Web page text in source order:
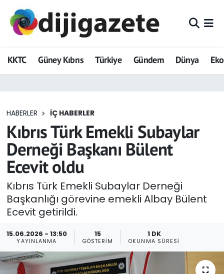
KKTC Güney Kıbrıs Türkiye Gündem Dünya
HABERLER İÇ HABERLER
Kıbrıs Türk Emekli Subaylar
Derneği Başkanı Bülent
Ecevit oldu
Kıbrıs Türk Emekli Subaylar Derneği
Başkanlığı görevine emekli Albay Bülent
Ecevit getirildi.
15.06.2026 - 13:50
YAYINLANMA
15
GÖSTERIM
1 DK
OKUNMA SÜRESI
ADVERTORIAL
Dijigazete
Eğitim
Ekonomi
Foto Galeri
GEZİ
Güncel
Gündem
KKTC
Hava Durumu
Trafik Durumu
Tüm Manşetler
Son Dakika Haberleri
Haber Arşivi